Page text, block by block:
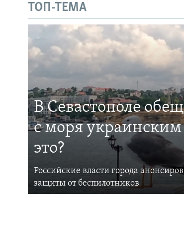
ТОП-ТЕМА
В Севастополе
с моря
это?
Российские власти города
защиты от беспилотников